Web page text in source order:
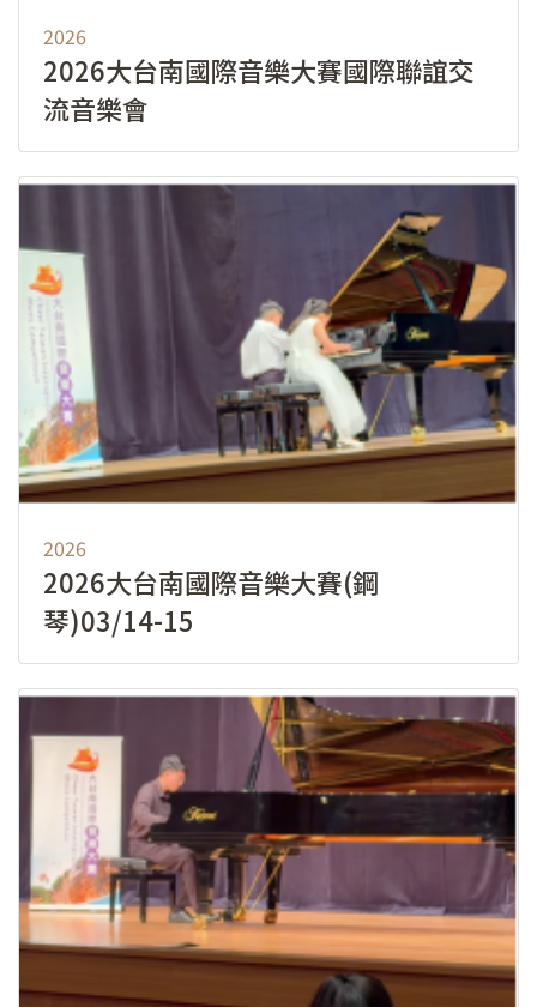
2026
2026大台南國際音樂大賽國際聯誼交
流音樂會
2026
2026大台南國際音樂大賽(鋼
琴)03/14-15